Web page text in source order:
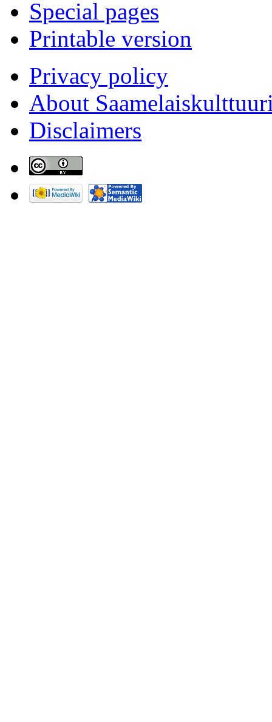
Special pages
Printable version
Privacy policy
About
Disclaimers